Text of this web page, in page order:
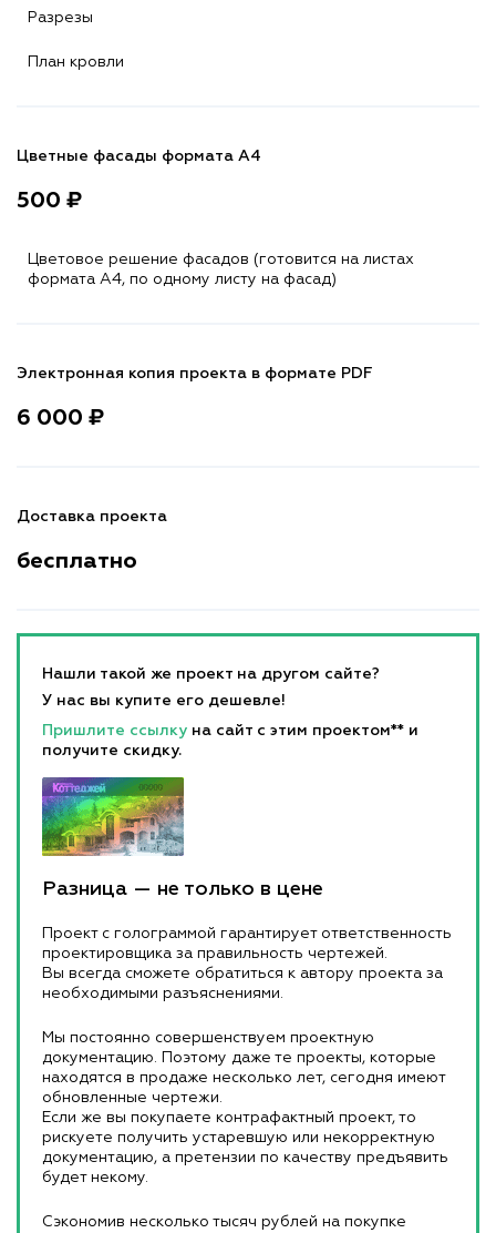
Разрезы
План кровли
Цветные фасады формата А4
500 ₽
Цветовое решение фасадов (готовится на листах
формата A4, по одному листу на фасад)
Электронная копия проекта в формате PDF
6 000 ₽
Доставка проекта
бесплатно
Нашли такой же проект на другом сайте?
У нас вы купите его дешевле!
Пришлите ссылку на сайт с этим проектом** и
получите скидку.
Разница — не только в цене
Проект с голограммой гарантирует ответственность
проектировщика за правильность чертежей.
Вы всегда сможете обратиться к автору проекта за
необходимыми разъяснениями.
Мы постоянно совершенствуем проектную
документацию. Поэтому даже те проекты, которые
находятся в продаже несколько лет, сегодня имеют
обновленные чертежи.
Если же вы покупаете контрафактный проект, то
рискуете получить устаревшую или некорректную
документацию, а претензии по качеству предъявить
будет некому.
Сэкономив несколько тысяч рублей на покупке